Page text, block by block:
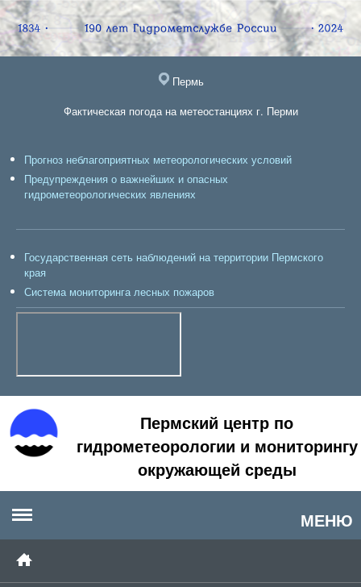
Пермь
Фактическая погода на метеостанциях г. Перми
Прогноз неблагоприятных метеорологических условий
Предупреждения о важнейших и опасных
гидрометеорологических явлениях
Государственная сеть наблюдений на территории Пермского
края
Система мониторинга лесных пожаров
Пермский центр по
гидрометеорологии и мониторингу
окружающей среды
МЕНЮ